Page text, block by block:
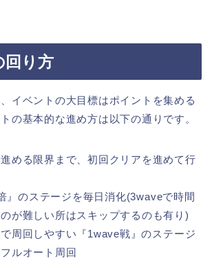
回り方
イベントの大目標はポイントを集める
の基本的な進め方は以下の通りです。
める限界まで、初回クリアを進めて行
のステージを毎日消化(3waveで時間
が難しい所はスキップするのも有り)
周回しやすい『1wave戦』のステージ
ルオート周回